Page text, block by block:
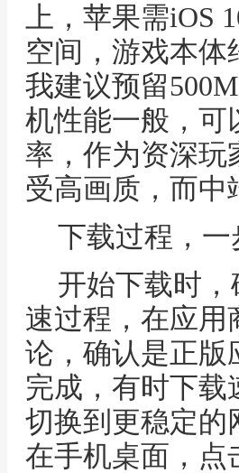
上，苹果需iOS
空间，游戏本体
我建议预留
机性能一般，可
率，作为资深玩
受高画质，而
下载过程，
开始下载时
速过程，在应用
论，确认是正版
完成，有时下
切换到更稳定的
在手机桌面，点